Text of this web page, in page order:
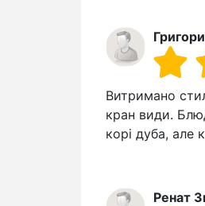
Витримано
кран види.
корі дуба, але
Ренат